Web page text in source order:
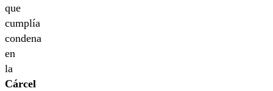
que
cumplía
condena
en
la
Cárcel